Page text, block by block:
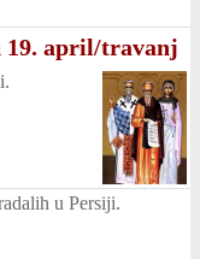
19. april/travanj
u Persiji.